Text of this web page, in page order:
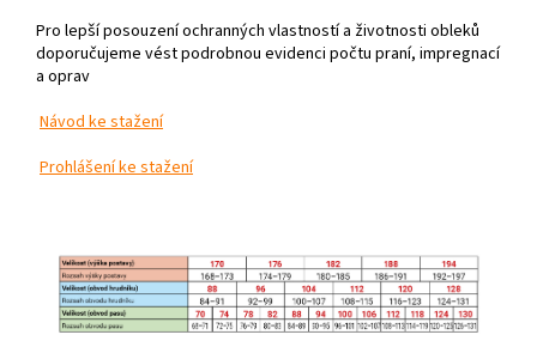
Pro lepší posouzení ochranných vlastností a životnosti obleků
doporučujeme vést podrobnou evidenci počtu praní, impregnací
a oprav
Návod ke stažení
Prohlášení ke stažení